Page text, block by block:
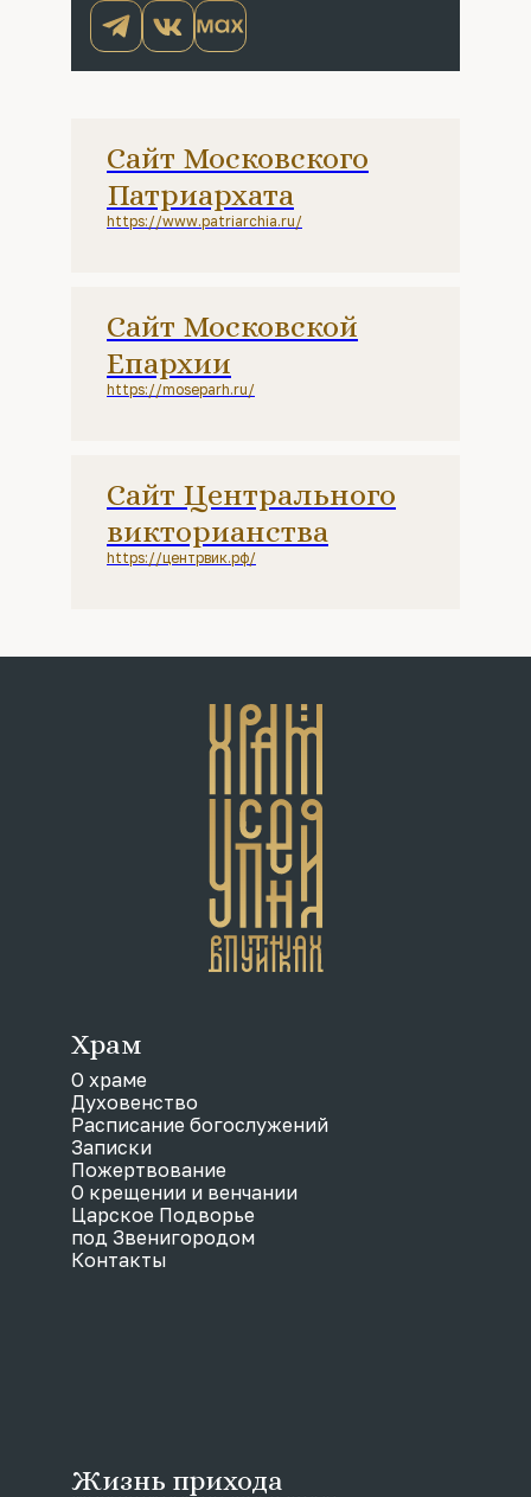
Сайт Центрального
викторианства
https://центрвик.рф/
Сайт Московской
Епархии
https://moseparh.ru/
Сайт Московского
Патриархата
https://www.patriarchia.ru/
Храм
О храме
Духовенство
Расписание богослужений
Записки
Пожертвование
О крещении и венчании
Царское Подворье
под Звенигородом
Контакты
Жизнь прихода